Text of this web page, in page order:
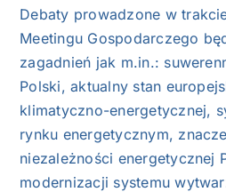
Debaty prowadzone w
Meetingu Gospodarczego
zagadnień jak m.in.:
Polski, aktualny stan
klimatyczno-energetycznej,
rynku energetycznym,
niezależności energetycznej
modernizacji systemu